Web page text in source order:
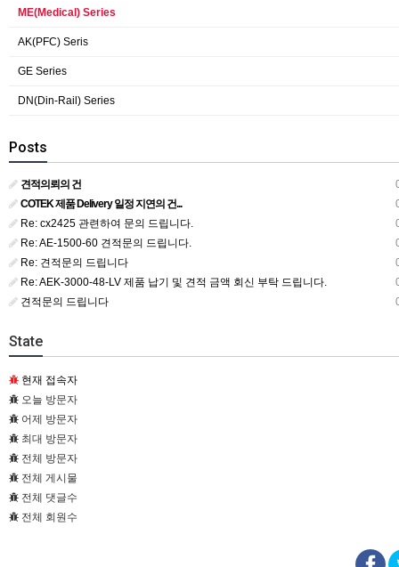
ME(Medical) Series
AK(PFC) Seris
GE Series
DN(Din-Rail) Series
Posts
견적의뢰의 건
COTEK 제품 Delivery 일정 지연의 건...
Re: cx2425 관련하여 문의 드립니다.
Re: AE-1500-60 견적문의 드립니다.
Re: 견적문의 드립니다
Re: AEK-3000-48-LV 제품 납기 및 견적 금액 회신 부탁 드립니다.
견적문의 드립니다
State
현재 접속자
오늘 방문자
어제 방문자
최대 방문자
전체 방문자
전체 게시물
전체 댓글수
전체 회원수